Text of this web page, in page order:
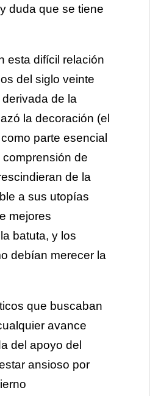
duda que se tiene
esta difícil relación
del siglo veinte
de la
la decoración (el
parte esencial
de
de la
a sus utopías
mejores
batuta, y los
debían merecer la
que buscaban
avance
del apoyo del
ansioso por